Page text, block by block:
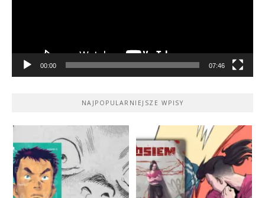
00:00 07:46
NAJPOPULARNIEJSZE WPISY